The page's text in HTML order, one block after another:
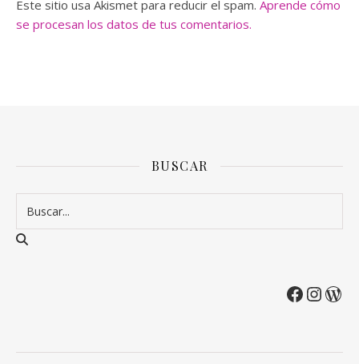
Este sitio usa Akismet para reducir el spam. Aprende cómo
se procesan los datos de tus comentarios.
BUSCAR